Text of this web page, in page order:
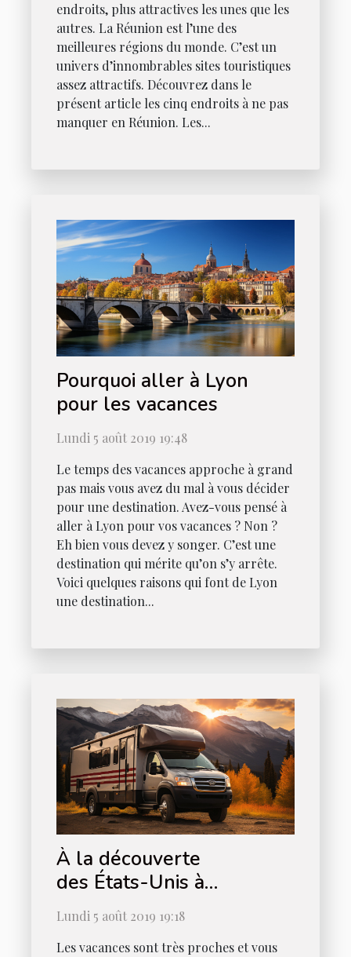
endroits, plus attractives les unes que les
autres. La Réunion est l’une des
meilleures régions du monde. C’est un
univers d’innombrables sites touristiques
assez attractifs. Découvrez dans le
présent article les cinq endroits à ne pas
manquer en Réunion. Les...
Pourquoi aller à Lyon
pour les vacances
Lundi 5 août 2019 19:48
Le temps des vacances approche à grand
pas mais vous avez du mal à vous décider
pour une destination. Avez-vous pensé à
aller à Lyon pour vos vacances ? Non ?
Eh bien vous devez y songer. C’est une
destination qui mérite qu’on s’y arrête.
Voici quelques raisons qui font de Lyon
une destination...
À la découverte
des États-Unis à
camping-car
Lundi 5 août 2019 19:18
Les vacances sont très proches et vous